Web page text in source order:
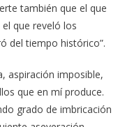
también que el que
que reveló los
del tiempo histórico”.
aspiración imposible,
que en mí produce.
grado de imbricación